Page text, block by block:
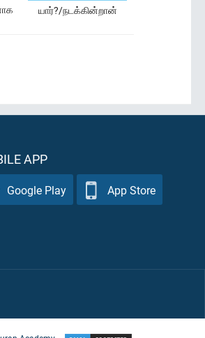
யார்?/நடக்கின்றான்
APP
Google Play App Store